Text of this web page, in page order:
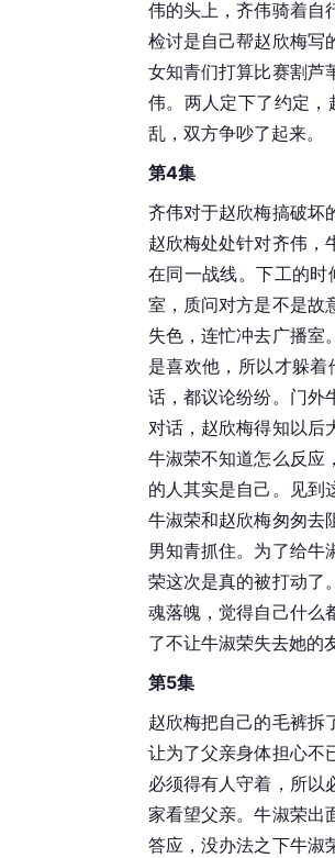
伟的头上，齐伟骑着自
检讨是自己帮赵欣梅写
女知青们打算比赛割芦
伟。两人定下了约定
乱，双方争吵了起来。
第4集
齐伟对于赵欣梅搞破坏
赵欣梅处处针对齐伟，
在同一战线。下工的
室，质问对方是不是故
失色，连忙冲去广播室
是喜欢他，所以才躲
话，都议论纷纷。门外
对话，赵欣梅得知以后
牛淑荣不知道怎么反应
的人其实是自己。见到
牛淑荣和赵欣梅匆匆去
男知青抓住。为了给牛
荣这次是真的被打动了
魂落魄，觉得自己什么
了不让牛淑荣失去她的
第5集
赵欣梅把自己的毛裤拆
让为了父亲身体担心不
必须得有人守着，所以
家看望父亲。牛淑荣出
答应，没办法之下牛淑